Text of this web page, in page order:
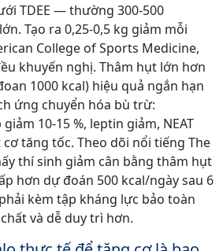
TDEE — thường 300-500
Tạo ra 0,25-0,5 kg giảm mỗi
College of Sports Medicine,
khuyến nghị. Thâm hụt lớn hơn
1000 kcal) hiệu quả ngắn hạn
ứng chuyển hóa bù trừ:
10-15 %, leptin giảm, NEAT
tăng tốc. Theo dõi nổi tiếng The
thí sinh giảm cân bằng thâm hụt
hơn dự đoán 500 kcal/ngày sau 6
kèm tập kháng lực bảo toàn
và dễ duy trì hơn.